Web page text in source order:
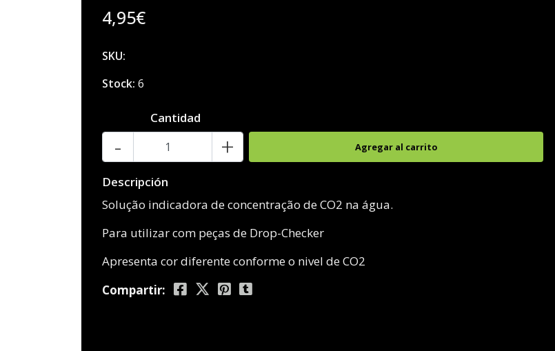
4,95€
SKU:
Stock: 6
Cantidad
- +
Descripción
Solução indicadora de concentração de CO2 na água.
Para utilizar com peças de Drop-Checker
Apresenta cor diferente conforme o nivel de CO2
Compartir: